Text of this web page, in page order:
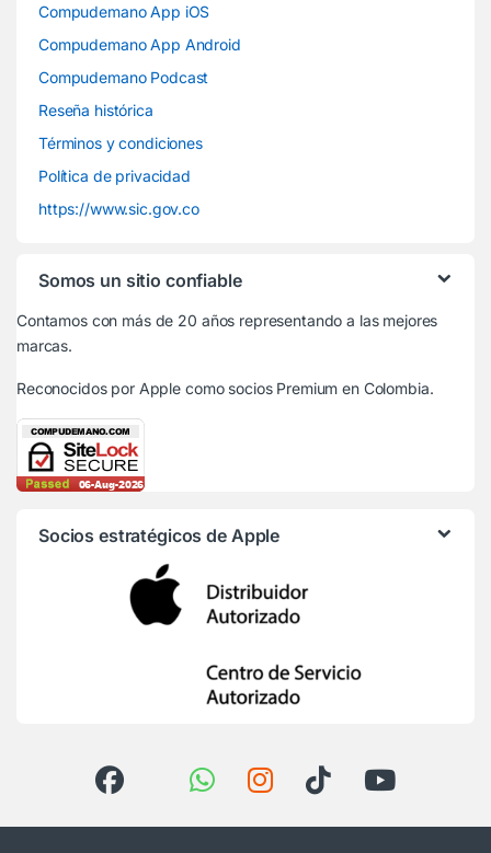
Compudemano App iOS
Compudemano App Android
Compudemano Podcast
Reseña histórica
Términos y condiciones
Política de privacidad
https://www.sic.gov.co
Somos un sitio confiable
Contamos con más de 20 años representando a las mejores
marcas.
Reconocidos por Apple como socios Premium en Colombia.
Socios estratégicos de Apple